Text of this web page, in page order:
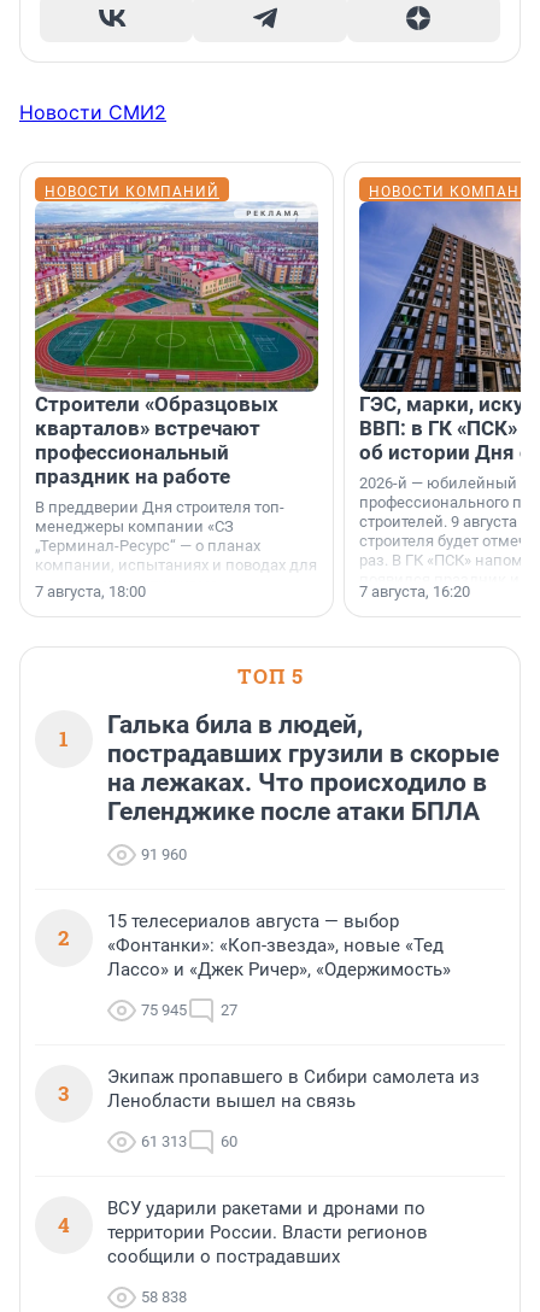
Новости СМИ2
НОВОСТИ КОМПАНИЙ
Строители «Образцовых
кварталов» встречают
профессиональный
праздник на работе
В преддверии Дня строителя топ-
менеджеры компании «СЗ
„Терминал-Ресурс“ — о планах
компании, испытаниях и поводах для
осторожного оптимизма.
7 августа, 18:00
НОВОСТИ
ГЭС, марки,
ВВП: в ГК «ПСК»
об истории Дня
2026-й — юбилейный
профессионального
строителей. 9 августа
строителя будет
раз. В ГК «ПСК»
поменялась роль
7 августа, 16:20
ТОП 5
1
Галька била в людей,
пострадавших грузили в скорые
на лежаках. Что происходило в
Геленджике после атаки БПЛА
91 960
2
15 телесериалов августа — выбор
«Фонтанки»: «Коп-звезда», новые «Тед
Лассо» и «Джек Ричер», «Одержимость»
75 945 27
3
Экипаж пропавшего в Сибири самолета из
Ленобласти вышел на связь
61 313 60
4
ВСУ ударили ракетами и дронами по
территории России. Власти регионов
сообщили о пострадавших
58 838